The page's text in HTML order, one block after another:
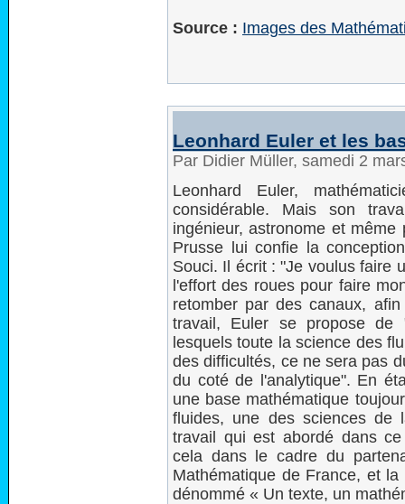
Source : Images des
Leonhard Euler et les
Par Didier Müller, samedi 2
Leonhard Euler,
considérable. Mais son
ingénieur, astronome et
Prusse lui confie la
Souci. Il écrit : "Je voulus faire
l'effort des roues pour faire
retomber par des canaux,
travail, Euler se propose de
lesquels toute la science des
des difficultés, ce ne sera pas
du coté de l'analytique". En
une base mathématique
fluides, une des sciences de
travail qui est abordé dans
cela dans le cadre du
Mathématique de France, et
dénommé « Un texte, un